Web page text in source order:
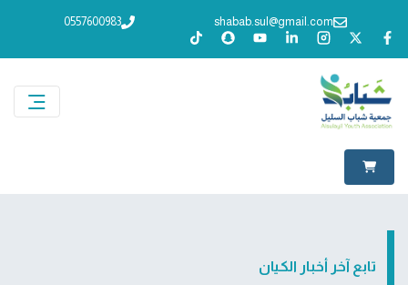
shabab.sul@gmail.com
0557600983
تابع آخر أخبار الكيان